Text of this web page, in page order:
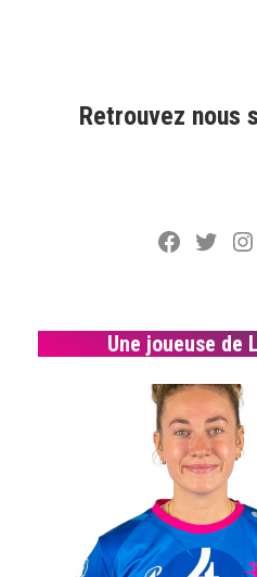
Retrouvez nous
Facebook
Une joueuse de